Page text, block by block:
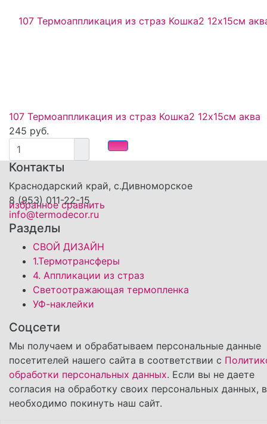
избранное сравнить
107 Термоаппликация из страз Кошка2 12х15см аква
245 руб.
Контакты
Краснодарский край, с.Дивноморское
8 (953) 011-22-15
info@termodecor.ru
Разделы
СВОЙ ДИЗАЙН
1.Термотрансферы
4. Аппликации из страз
Светоотражающая термопленка
УФ-наклейки
Соцсети
Мы получаем и обрабатываем персональные данные
посетителей нашего сайта в соответствии с
обработки персональных данных. Если вы не даете
согласия на обработку своих персональных данных,
необходимо покинуть наш сайт.